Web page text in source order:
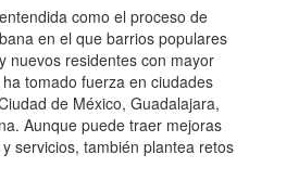
como el proceso de
en el que barrios populares
nuevos residentes con mayor
tomado fuerza en ciudades
de México, Guadalajara,
Aunque puede traer mejoras
servicios, también plantea retos